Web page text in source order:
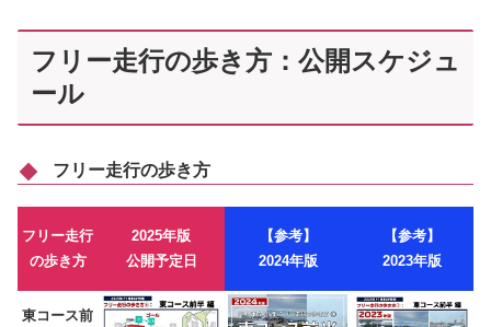
フリー走行の歩き方：公開スケジュ
ール
フリー走行の歩き方
フリー走行
の歩き方
2025年版
公開予定日
【参考】
2024年版
【参考】
2023年版
東コース前